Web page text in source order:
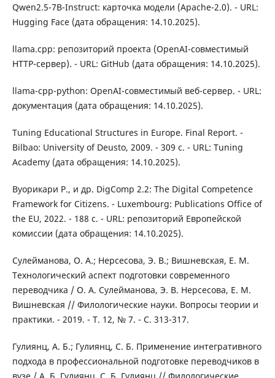
Qwen2.5-7B-Instruct: карточка модели (Apache-2.0). - URL:
Hugging Face (дата обращения: 14.10.2025).
llama.cpp: репозиторий проекта (OpenAI-совместимый
HTTP-сервер). - URL: GitHub (дата обращения: 14.10.2025).
llama-cpp-python: OpenAI-совместимый веб-сервер. - URL:
документация (дата обращения: 14.10.2025).
Tuning Educational Structures in Europe. Final Report. -
Bilbao: University of Deusto, 2009. - 309 с. - URL: Tuning
Academy (дата обращения: 14.10.2025).
Вуорикари Р., и др. DigComp 2.2: The Digital Competence
Framework for Citizens. - Luxembourg: Publications Office of
the EU, 2022. - 188 с. - URL: репозиторий Европейской
комиссии (дата обращения: 14.10.2025).
Сулейманова, О. А.; Нерсесова, Э. В.; Вишневская, Е. М.
Технологический аспект подготовки современного
переводчика / О. А. Сулейманова, Э. В. Нерсесова, Е. М.
Вишневская // Филологические науки. Вопросы теории и
практики. - 2019. - Т. 12, № 7. - С. 313-317.
Гулиянц, А. Б.; Гулиянц, С. Б. Применение интегративного
подхода в профессиональной подготовке переводчиков в